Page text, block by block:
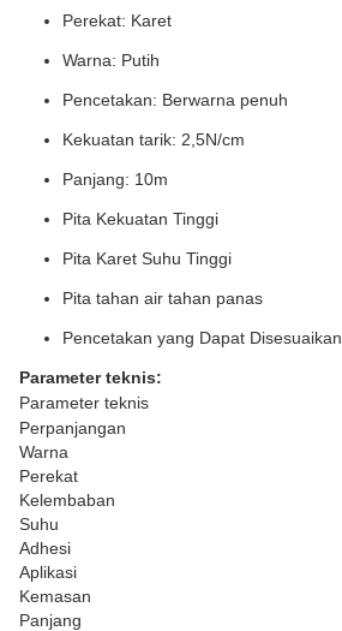
Perekat: Karet
Warna: Putih
Pencetakan: Berwarna penuh
Kekuatan tarik: 2,5N/cm
Panjang: 10m
Pita Kekuatan Tinggi
Pita Karet Suhu Tinggi
Pita tahan air tahan panas
Pencetakan yang Dapat Disesuaikan
Parameter teknis:
Parameter teknis
Perpanjangan
Warna
Perekat
Kelembaban
Suhu
Adhesi
Aplikasi
Kemasan
Panjang